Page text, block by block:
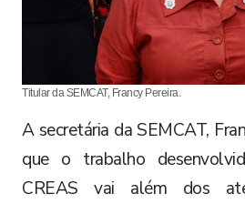
Titular da SEMCAT, Francy Pereira.
A secretária da SEMCAT,
que o trabalho
CREAS vai além dos